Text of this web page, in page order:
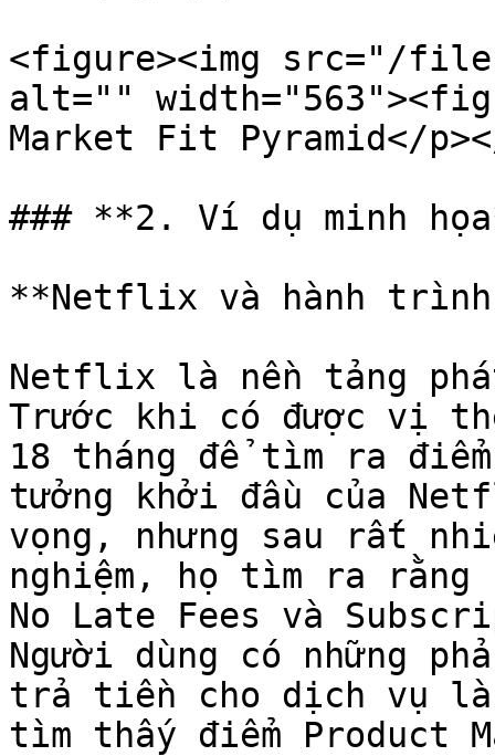
<figure><img src="/
alt=""
Market Fit Pyramid</
### **2. Ví dụ minh
**Netflix và hành trình
Netflix là nền tảng
Trước khi có được vị
18 tháng để tìm ra
tưởng khởi đầu của
vọng, nhưng sau rất
nghiệm, họ tìm ra rằng
No Late Fees và
Người dùng có những
trả tiền cho dịch vụ
tìm thấy điểm Product